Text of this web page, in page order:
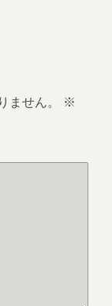
せん。
※